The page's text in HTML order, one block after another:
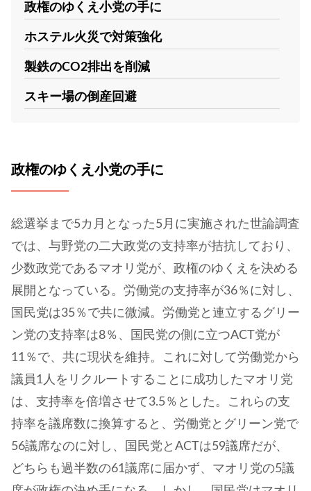
政権のゆくえ小党の手に
ホステル火災で対策強化
製鉄のCO2排出を削減
スキー場の倒産回避
政権のゆくえ小党の手に
総選挙まで5カ月となった5月に実施された世論調査
では、与野党の二大政党の支持率が拮抗しており、
少数政党であるマオリ党が、政権のゆくえを決める
展開となっている。労働党の支持率が36％に対し、
国民党は35％で共に微減。労働党と連立するグリー
ン党の支持率は8％、国民党の側に立つACT党が
11％で、共に現状を維持。これに対して労働党から
議員1人をリクルートすることに成功したマオリ党
は、支持率を倍増させて3.5％とした。これらの支
持率を議席数に換算すると、労働党とグリーン党で
56議席なのに対し、国民党とACTは59議席だが、
どちらも過半数の61議席に届かず、マオリ党の5議